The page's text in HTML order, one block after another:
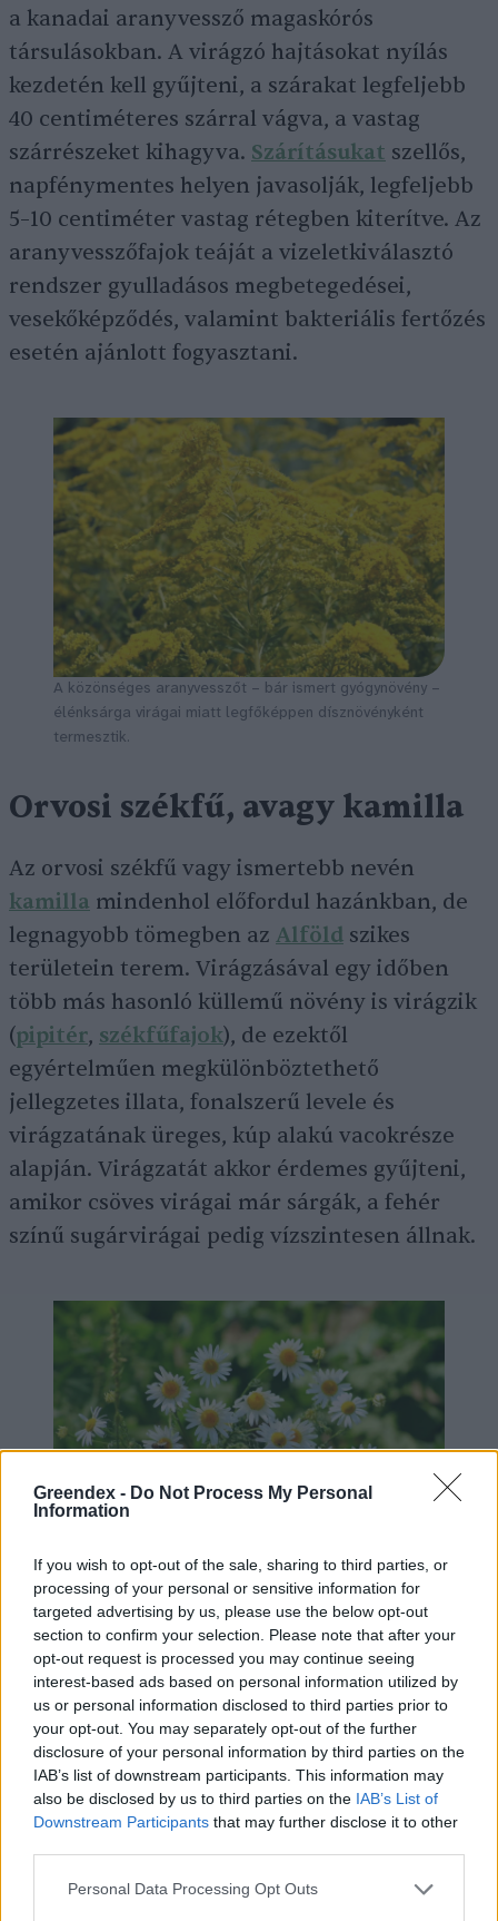
Greendex - Do Not Process My Personal
Information
If you wish to opt-out of the sale, sharing to third parties, or
processing of your personal or sensitive information for
targeted advertising by us, please use the below opt-out
section to confirm your selection. Please note that after your
opt-out request is processed you may continue seeing
interest-based ads based on personal information utilized by
us or personal information disclosed to third parties prior to
your opt-out. You may separately opt-out of the further
disclosure of your personal information by third parties on the
IAB’s list of downstream participants. This information may
also be disclosed by us to third parties on the IAB’s List of
Downstream Participants that may further disclose it to other
Personal Data Processing Opt Outs
a kanadai aranyvessző magaskórós
társulásokban. A virágzó hajtásokat nyílás
kezdetén kell gyűjteni, a szárakat legfeljebb
40 centiméteres szárral vágva, a vastag
szárrészeket kihagyva. Szárításukat szellős,
napfénymentes helyen javasolják, legfeljebb
5–10 centiméter vastag rétegben kiterítve. Az
aranyvesszőfajok teáját a vizeletkiválasztó
rendszer gyulladásos megbetegedései,
vesekőképződés, valamint bakteriális fertőzés
esetén ajánlott fogyasztani.
A közönséges aranyvesszőt – bár ismert gyógynövény –
élénksárga virágai miatt legfőképpen dísznövényként
termesztik.
Orvosi székfű, avagy kamilla
Az orvosi székfű vagy ismertebb nevén
kamilla mindenhol előfordul hazánkban, de
legnagyobb tömegben az Alföld szikes
területein terem. Virágzásával egy időben
több más hasonló küllemű növény is virágzik
(pipitér, székfűfajok), de ezektől
egyértelműen megkülönböztethető
jellegzetes illata, fonalszerű levele és
virágzatának üreges, kúp alakú vacokrésze
alapján. Virágzatát akkor érdemes gyűjteni,
amikor csöves virágai már sárgák, a fehér
színű sugárvirágai pedig vízszintesen állnak.
Az alföldi kamillavirágzat 2015-ben bekerült
a hungarikumok közé.
A virágzatot rövid szárral, kosárba vagy
papírzsákba gyűjtsük, és minél hamarabb
terítsük ki száradni, mivel könnyen befülled.
Az idegen növényi részeket, hosszú szárakat
válogassuk ki a begyűjtött anyagból, majd
virágfejet virágfej mellé sorakoztatva egy
rétegben szárítsuk! A növény huzatos,
árnyékos helyen pár nap alatt megszárad.